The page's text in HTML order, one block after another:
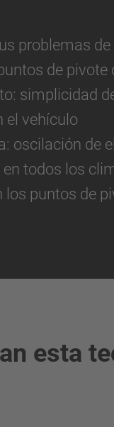
problemas
de
simplicidad
el vehículo
oscilación de
todos los
los puntos de
esta